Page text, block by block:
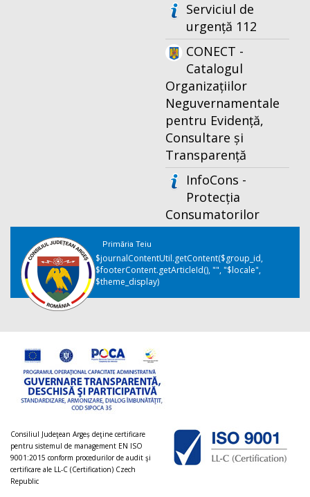
Serviciul de
urgență 112
CONECT -
Catalogul
Organizațiilor
Neguvernamentale
pentru Evidență,
Consultare și
Transparență
InfoCons -
Protecția
Consumatorilor
Primăria Teiu
$journalContentUtil.getContent($group_id,
$footerContent.getArticleId(), "", "$locale",
$theme_display)
Consiliul Judeţean Argeș deţine certificare
pentru sistemul de management EN ISO
9001:2015 conform procedurilor de audit şi
certificare ale LL-C (Certification) Czech
Republic